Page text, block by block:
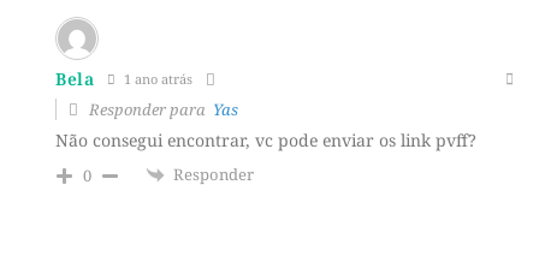
Bela 1 ano atrás
Responder para Yas
Não consegui encontrar, vc pode enviar os link pvff?
0 Responder